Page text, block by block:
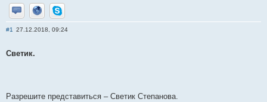
Отправить личное сообщение
СайтSkype
#1 27.12.2018, 09:24
Светик.
Разрешите представиться – Светик Степанова.